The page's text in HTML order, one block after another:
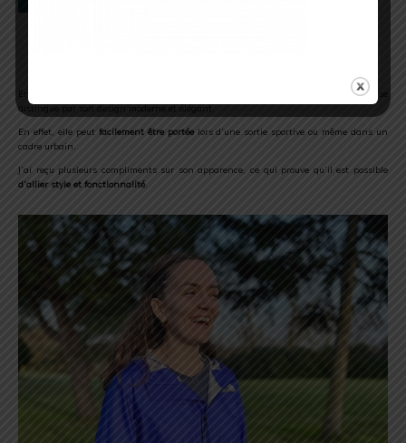
Summit Superior Futurelight
se
distingue par son design moderne et élégant.
En effet, elle peut facilement être portéelors d’une sortie sportive ou même dans un
cadre urbain.
J’ai reçu plusieurs compliments sur son apparence, ce qui prouve qu’il est possible
d’allier style et fonctionnalité.